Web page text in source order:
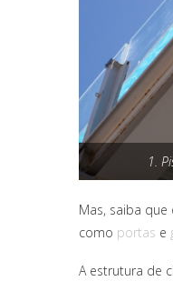
1.
Mas, saiba
como portas e
A estrutura de